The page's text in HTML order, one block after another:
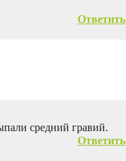
Ответить
средний гравий.
Ответить